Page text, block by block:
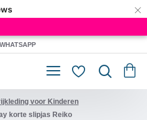
×
WHATSAPP
voor Kinderen
korte slipjas Reiko